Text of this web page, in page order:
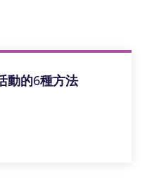
動的6種方法